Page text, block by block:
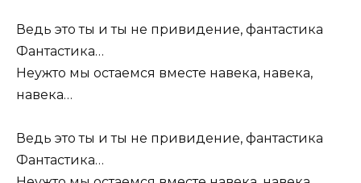
Ведь это ты и ты не привидение, фантастика
Фантастика…
Неужто мы остаемся вместе навека, навека,
навека…
Ведь это ты и ты не привидение, фантастика
Фантастика…